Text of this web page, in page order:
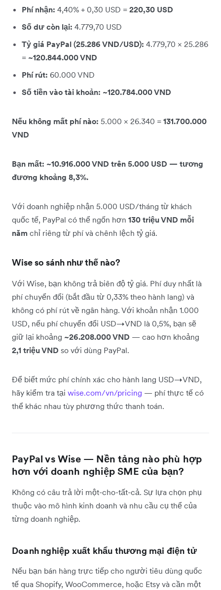
Phí nhận: 4,40% + 0,30 USD = 220,30 USD
Số dư còn lại: 4.779,70 USD
Tỷ giá PayPal (25.286 VND/USD): 4.779,70 × 25.286
= ~120.844.000 VND
Phí rút: 60.000 VND
Số tiền vào tài khoản: ~120.784.000 VND
Nếu không mất phí nào: 5.000 × 26.340 = 131.700.000
VND
Bạn mất: ~10.916.000 VND trên 5.000 USD — tương
đương khoảng 8,3%.
Với doanh nghiệp nhận 5.000 USD/tháng từ khách
quốc tế, PayPal có thể ngốn hơn 130 triệu VND mỗi
năm chỉ riêng từ phí và chênh lệch tỷ giá.
Wise so sánh như thế nào?
Với Wise, bạn không trả biên độ tỷ giá. Phí duy nhất là
phí chuyển đổi (bắt đầu từ 0,33% theo hành lang) và
không có phí rút về ngân hàng. Với khoản nhận 1.000
USD, nếu phí chuyển đổi USD→VND là 0,5%, bạn sẽ
giữ lại khoảng ~26.208.000 VND — cao hơn khoảng
2,1 triệu VND so với dùng PayPal.
Để biết mức phí chính xác cho hành lang USD→VND,
hãy kiểm tra tại wise.com/vn/pricing — phí thực tế có
thể khác nhau tùy phương thức thanh toán.
PayPal vs Wise — Nền tảng nào phù hợp
hơn với doanh nghiệp SME của bạn?
Không có câu trả lời một-cho-tất-cả. Sự lựa chọn phụ
thuộc vào mô hình kinh doanh và nhu cầu cụ thể của
từng doanh nghiệp.
Doanh nghiệp xuất khẩu thương mại điện tử
Nếu bạn bán hàng trực tiếp cho người tiêu dùng quốc
tế qua Shopify, WooCommerce, hoặc Etsy và cần một